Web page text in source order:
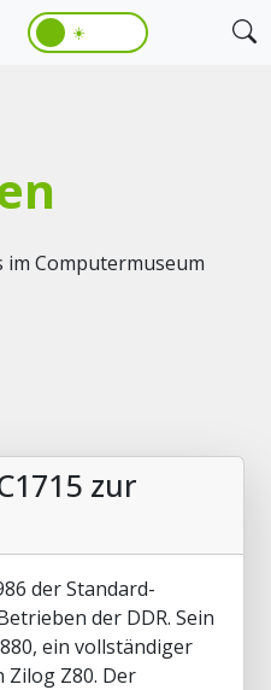
☀️
im Computermuseum
zur
der Standard-
der DDR. Sein
ein vollständiger
Zilog Z80. Der